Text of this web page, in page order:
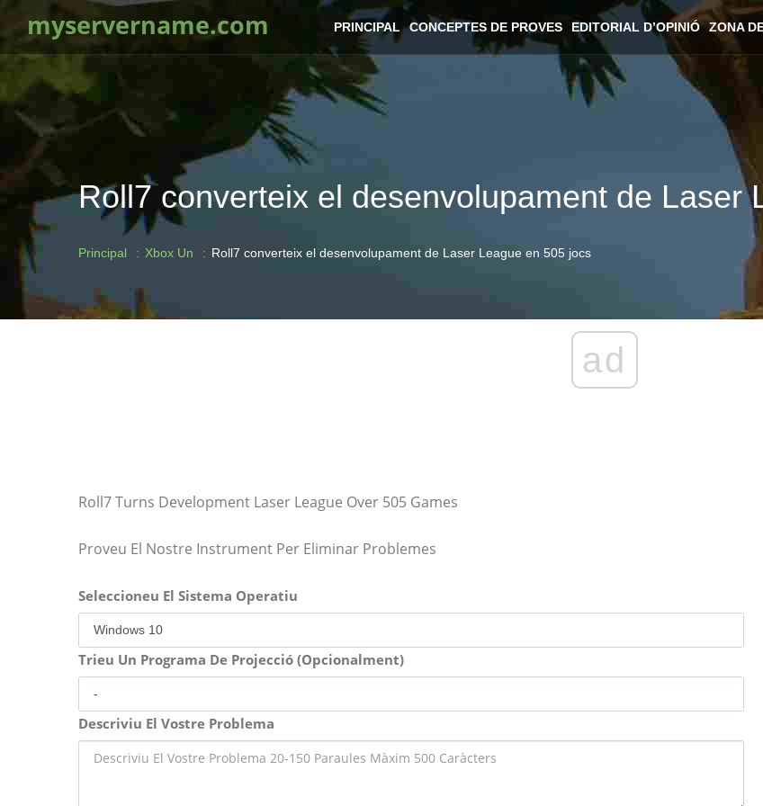
myservername.com PRINCIPAL CONCEPTES DE PROVES EDITORIAL D’OPINIÓ ZONA
Roll7 converteix el desenvolupament de Laser
Principal Xbox Un Roll7 converteix el desenvolupament de Laser League en 505 jocs
ad
Roll7 Turns Development Laser League Over 505 Games
Proveu El Nostre Instrument Per Eliminar Problemes
Seleccioneu El Sistema Operatiu
Trieu Un Programa De Projecció (Opcionalment)
Descriviu El Vostre Problema